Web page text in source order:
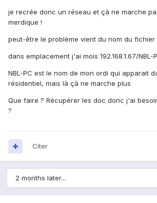
je recrée donc un réseau et çà ne marche
merdique !
peut-être le problème vient du nom du fichier
dans emplacement j'ai mois 192.168.1.67/NBL-
NBL-PC est le nom de mon ordi qui apparait
résidentiel, mais là çà ne marche plus
Que faire ? Récupérer les doc donc j'ai
?
Citer
2 months later...